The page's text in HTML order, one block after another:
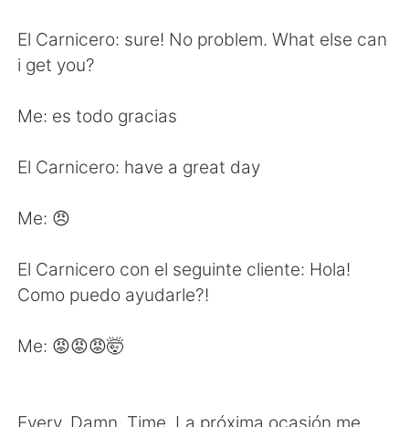
Русский ไทย
Indonesia
Türkçe Tiếng Việt
Português
El Carnicero: sure! No problem. What else can
i get you?
Me: es todo gracias
El Carnicero: have a great day
Me: 😠
El Carnicero con el seguinte cliente: Hola!
Como puedo ayudarle?!
Me: 😡😡😡🤯
Every. Damn. Time. La próxima ocasión me